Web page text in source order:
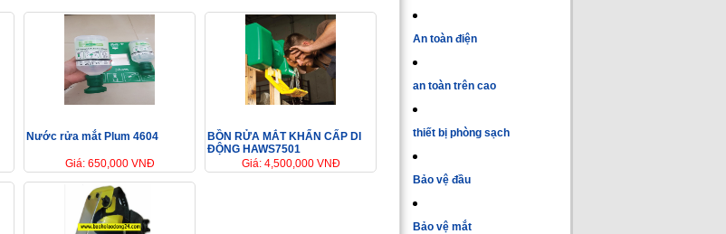
Nước rửa mắt Plum 4604
Giá: 650,000 VNĐ
BỒN RỬA MẮT KHẨN CẤP DI
ĐỘNG HAWS7501
Giá: 4,500,000 VNĐ
An toàn điện
an toàn trên cao
thiết bị phòng sạch
Bảo vệ đầu
Bảo vệ mắt